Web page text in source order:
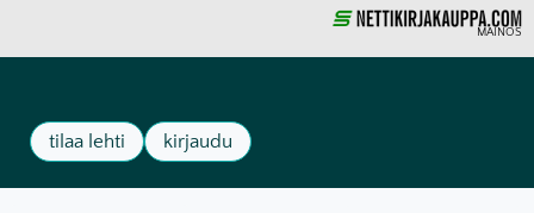
MAINOS
tilaa lehti kirjaudu